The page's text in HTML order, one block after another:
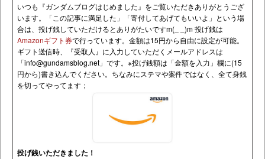
いつも『ガンダムブログはじめました』をご覧いただきありがとうござ
います。「この記事に満足した」「寄付してあげてもいいよ」という場
合は、投げ銭していただけるとありがたいですm(_ _)m 投げ銭は
Amazonギフト券で行っています。金額は15円から自由に設定が可能。
ギフト送信時、『受取人』に入力していただくメールアドレスは
「info@gundamsblog.net 」です。 ※投げ銭額は「金額を入力」欄に(15
円から)書き込んでください。ちなみにステマや案件ではなく、全て身銭
を切ってやってます；
投げ銭いただきました！